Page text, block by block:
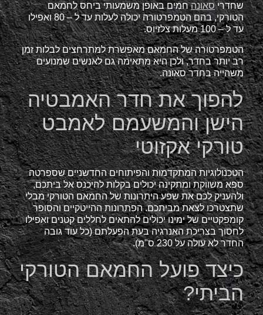
שחדריסאונהחמים באופן משמעותי ביחס לחמאם
הטורקי, בהם הטמפרטורה יכולה לעלות עד ל – 80 ואפילו
עד ל – 100 מעלות צלזיוס.
הטמפרטורה של החמאם מאפשרת למתרחצים לבלות זמן
רב יותר בחדר, ולכן היא מתאימה גם לאנשים שמנועים
משהייה בחדר סאונה.
להפוך את חדר האמבטיה
הישן והמשעמם לאמבט
טורקי אקזוטי
הטכנולוגיות המתקדמות והפיתוחים החדשניים שספרטה
ספא משווקת ומתקינה יכולים בקלות להיכנס אל ביתכם,
ולהעניק לכם את שפע היתרונות של החמאם הטורקי מבלי
שתצטרכו לצאת מביתכם. הפתרונות ההייטקיים והסופר
קומפקטיים של ימינו יכולים להתאים לחללים קטנים ואפילו
לחסוך בצריכת האנרגיה בעת הפעלתם (כל עוד גובה
החדר לא עולה על 230 ס"מ).
כיצד פועל החמאם הטורקי
הביתי?